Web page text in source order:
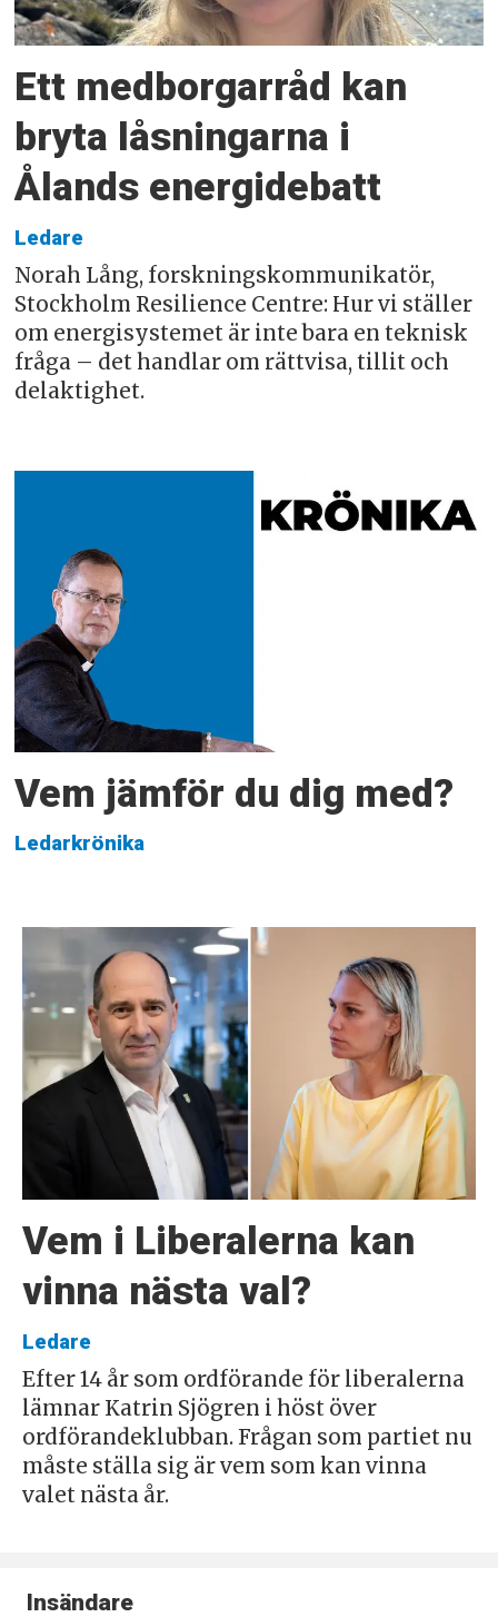
Ett medborgarråd kan
bryta låsningarna i
Ålands energidebatt
Ledare
Norah Lång, forskningskommunikatör,
Stockholm Resilience Centre: Hur vi ställer
om energisystemet är inte bara en teknisk
fråga – det handlar om rättvisa, tillit och
delaktighet.
Vem jämför du dig med?
Ledarkrönika
Vem i Liberalerna kan
vinna nästa val?
Ledare
Efter 14 år som ordförande för liberalerna
lämnar Katrin Sjögren i höst över
ordförandeklubban. Frågan som partiet nu
måste ställa sig är vem som kan vinna
valet nästa år.
Insändare